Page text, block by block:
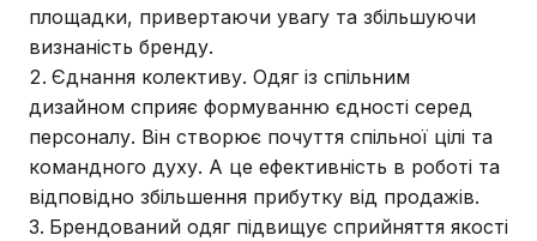
площадки, привертаючи увагу та збільшуючи
визнаність бренду.
Єднання колективу. Одяг із спільним
дизайном сприяє формуванню єдності серед
персоналу. Він створює почуття спільної цілі та
командного духу. А це ефективність в роботі та
відповідно збільшення прибутку від продажів.
Брендований одяг підвищує сприйняття якості